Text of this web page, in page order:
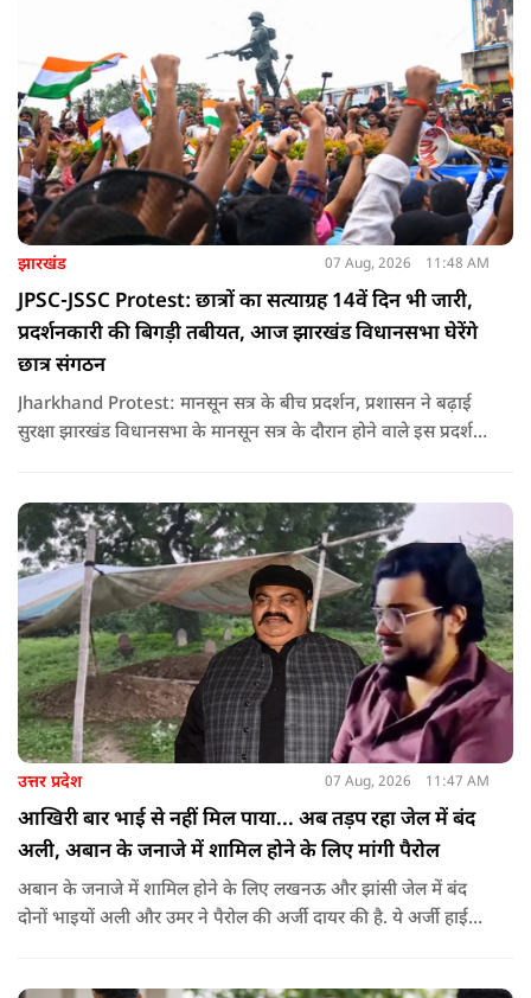
झारखंड 07 Aug, 2026 11:48 AM
JPSC-JSSC Protest: छात्रों का सत्याग्रह 14वें दिन भी जारी,
प्रदर्शनकारी की बिगड़ी तबीयत, आज झारखंड विधानसभा घेरेंगे
छात्र संगठन
Jharkhand Protest: मानसून सत्र के बीच प्रदर्शन, प्रशासन ने बढ़ाई
सुरक्षा झारखंड विधानसभा के मानसून सत्र के दौरान होने वाले इस प्रदर्शन
जनाधिकार महासभा के आह्वान पर आयोजित किया जा रहा है.
उत्तर प्रदेश 07 Aug, 2026 11:47 AM
आखिरी बार भाई से नहीं मिल पाया... अब तड़प रहा जेल में बंद
अली, अबान के जनाजे में शामिल होने के लिए मांगी पैरोल
अबान के जनाजे में शामिल होने के लिए लखनऊ और झांसी जेल में बंद
दोनों भाइयों अली और उमर ने पैरोल की अर्जी दायर की है. ये अर्जी हाई